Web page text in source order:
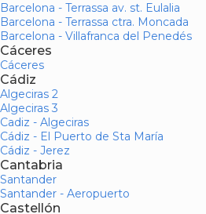
Barcelona - Terrassa av. st. Eulalia
Barcelona - Terrassa ctra. Moncada
Barcelona - Villafranca del Penedés
Cáceres
Cáceres
Cádiz
Algeciras 2
Algeciras 3
Cadiz - Algeciras
Cádiz - El Puerto de Sta María
Cádiz - Jerez
Cantabria
Santander
Santander - Aeropuerto
Castellón